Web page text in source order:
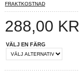
FRAKTKOSTNAD
288,00 KR
VÄLJ EN FÄRG